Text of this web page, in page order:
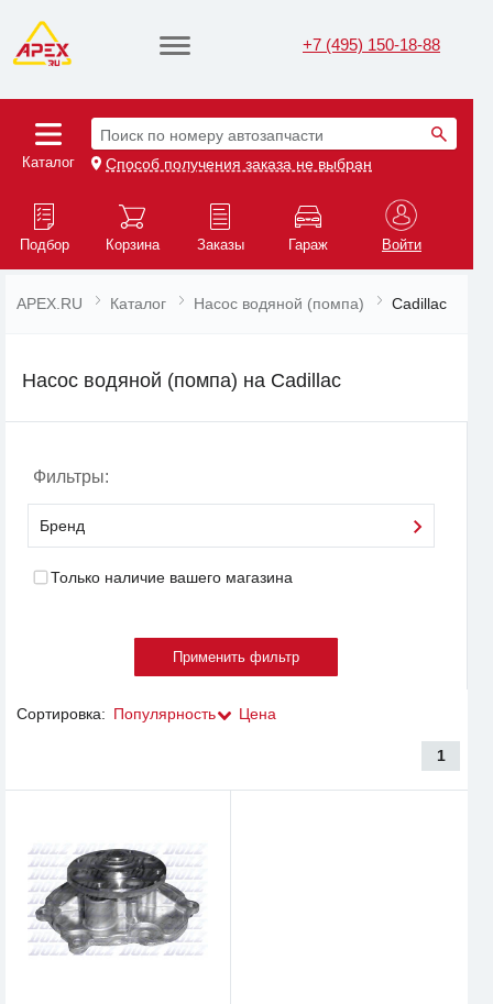
+7 (495) 150-18-88
Каталог
Поиск по номеру автозапчасти
Способ получения заказа не выбран
Подбор Корзина Заказы Гараж Войти
APEX.RU Каталог Насос водяной (помпа) Cadillac
Насос водяной (помпа) на Cadillac
Фильтры:
Бренд
Только наличие вашего магазина
Сортировка: Популярность Цена
1